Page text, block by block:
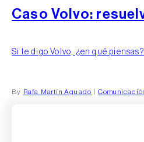
Caso Volvo:
Si te digo Volvo, ¿en qué
By Rafa Martín Aguado